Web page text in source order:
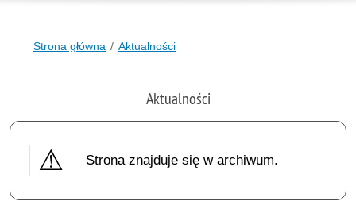
Strona główna Aktualności
Aktualności
Strona znajduje się w archiwum.